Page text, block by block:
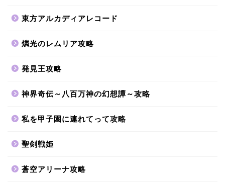
東方アルカディアレコード
燐光のレムリア攻略
発見王攻略
神界奇伝～八百万神の幻想譚～攻略
私を甲子園に連れてって攻略
聖剣戦姫
蒼空アリーナ攻略